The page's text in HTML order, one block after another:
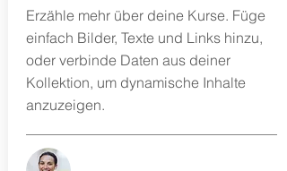
Erzähle mehr über deine Kurse. Füge
einfach Bilder, Texte und Links hinzu,
oder verbinde Daten aus deiner
Kollektion, um dynamische Inhalte
anzuzeigen.